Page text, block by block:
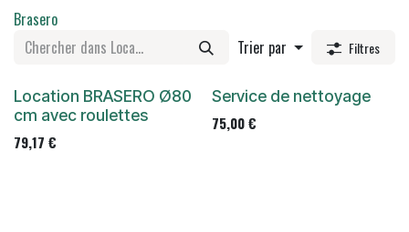
Brasero
Trier par
Filtres
Location BRASERO Ø80
cm avec roulettes
79,17 €
Service de nettoyage
75,00€